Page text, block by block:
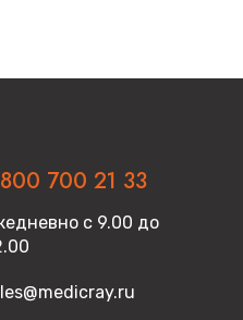
700 21 33
с 9.00 до